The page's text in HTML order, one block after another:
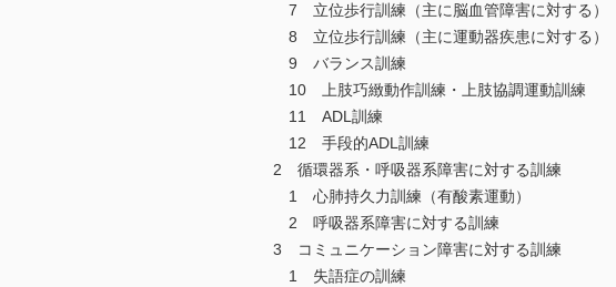
7 立位歩行訓練（主に脳血管障害に対する）
8 立位歩行訓練（主に運動器疾患に対する）
9 バランス訓練
10 上肢巧緻動作訓練・上肢協調運動訓練
11 ADL訓練
12 手段的ADL訓練
2 循環器系・呼吸器系障害に対する訓練
1 心肺持久力訓練（有酸素運動）
2 呼吸器系障害に対する訓練
3 コミュニケーション障害に対する訓練
1 失語症の訓練